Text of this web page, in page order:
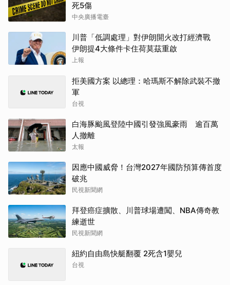
死5傷
中央廣播電臺
川普「低調處理」對伊朗開火改打經濟戰
伊朗提4大條件卡住荷莫茲重啟
上報
拒美國方案 以總理：哈瑪斯不解除武裝不撤
軍
台視
白海豚颱風登陸中國引發強風豪雨 逾百萬
人撤離
太報
因應中國威脅！台灣2027年國防預算傳首度
破兆
民視新聞網
拜登癌症擴散、川普球場遭闖、NBA傳奇教
練逝世
民視新聞網
紐約自由島快艇翻覆 2死含1嬰兒
台視